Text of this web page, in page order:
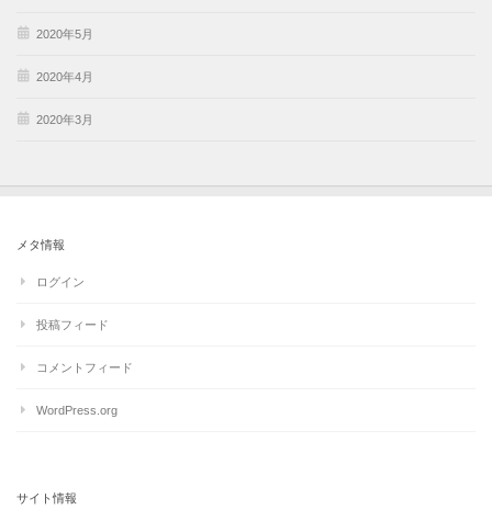
2020年5月
2020年4月
2020年3月
メタ情報
ログイン
投稿フィード
コメントフィード
WordPress.org
サイト情報